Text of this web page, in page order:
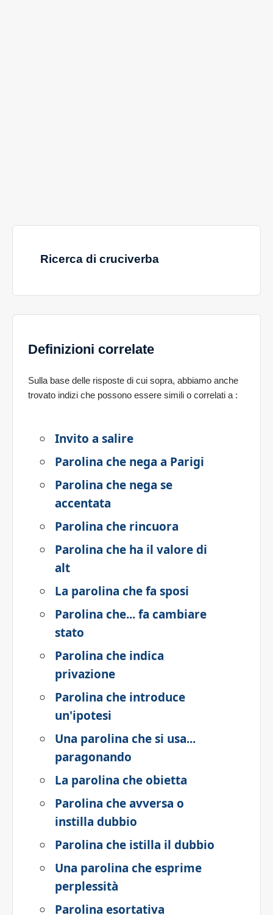
Ricerca di cruciverba
Definizioni correlate
Sulla base delle risposte di cui sopra, abbiamo anche
trovato indizi che possono essere simili o correlati a :
Invito a salire
Parolina che nega a Parigi
Parolina che nega se
accentata
Parolina che rincuora
Parolina che ha il valore di
alt
La parolina che fa sposi
Parolina che... fa cambiare
stato
Parolina che indica
privazione
Parolina che introduce
un'ipotesi
Una parolina che si usa...
paragonando
La parolina che obietta
Parolina che avversa o
instilla dubbio
Parolina che istilla il dubbio
Una parolina che esprime
perplessità
Parolina esortativa